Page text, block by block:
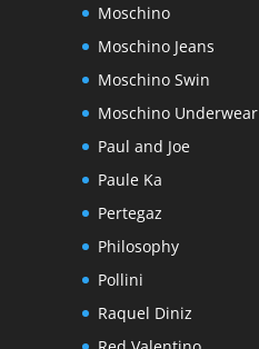
Moschino
Moschino Jeans
Moschino Swin
Moschino Underwear
Paul and Joe
Paule Ka
Pertegaz
Philosophy
Pollini
Raquel Diniz